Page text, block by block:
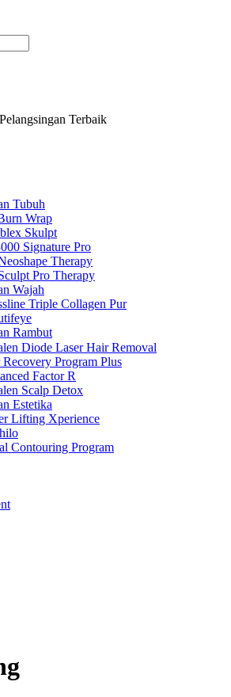
Terbaik
Tubuh
Wrap
Skulpt
Signature Pro
Therapy
Pro Therapy
Wajah
Triple Collagen Pur
Rambut
Diode Laser Hair Removal
Program Plus
Factor R
Scalp Detox
Estetika
Lifting Xperience
Contouring Program